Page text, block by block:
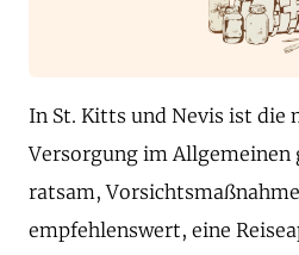
In St. Kitts und Nevis ist die
Versorgung im
ratsam,
empfehlenswert, eine